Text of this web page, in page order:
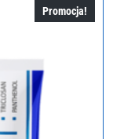
Promocja!